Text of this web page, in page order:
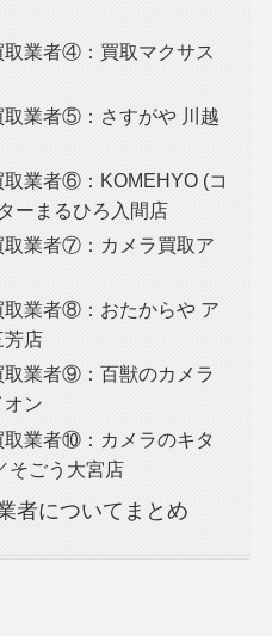
取業者④：買取マクサス
取業者⑤：さすがや 川越
業者⑥：KOMEHYO (コ
ーまるひろ入間店
取業者⑦：カメラ買取ア
取業者⑧：おたからや ア
芳店
取業者⑨：百獣のカメラ
オン
取業者⑩：カメラのキタ
そごう大宮店
者についてまとめ